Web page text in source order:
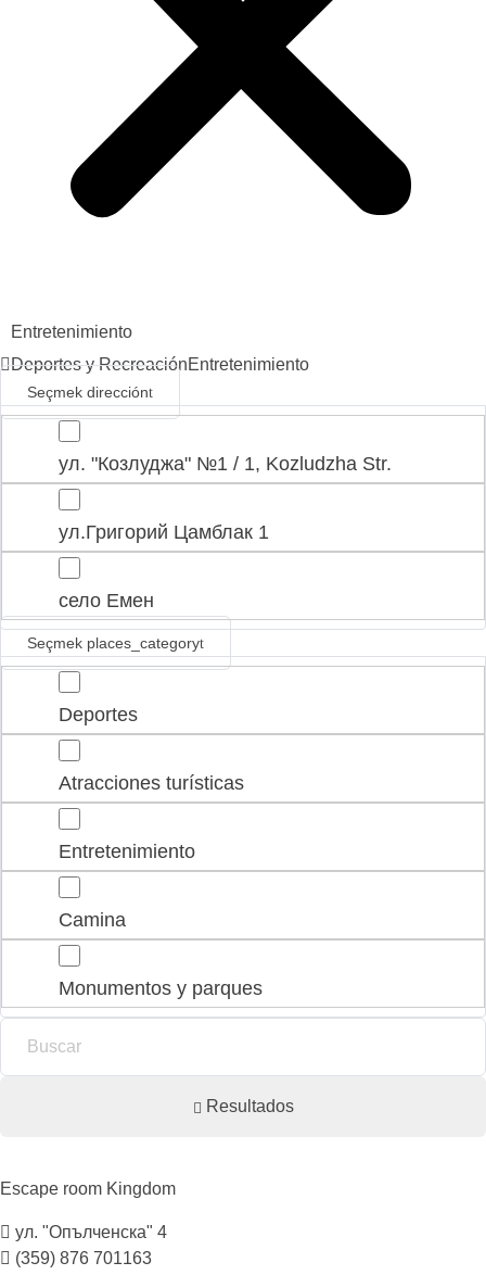
Entretenimiento
Deportes y RecreaciónEntretenimiento
Seçmek dirección
ул. "Козлуджа" №1 / 1, Kozludzha Str.
ул.Григорий Цамблак 1
село Емен
Seçmek places_category
Deportes
Atracciones turísticas
Entretenimiento
Camina
Monumentos y parques
Resultados
Escape room Kingdom
ул. "Опълченска" 4
(359) 876 701163